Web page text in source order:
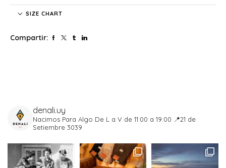
SIZE CHART
Compartir:
denali.uy
Nacimos Para Algo De L a V de 11:00 a 19:00 📍21 de
Setiembre 3039